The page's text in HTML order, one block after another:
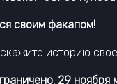
своим факапом!
историю
29